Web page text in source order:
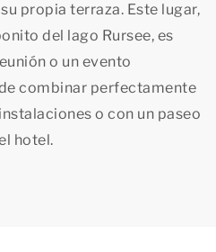
propia terraza. Este lugar,
del lago Rursee, es
o un evento
combinar perfectamente
o con un paseo
hotel.